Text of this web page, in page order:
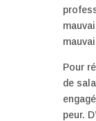
Pour
de
peur.